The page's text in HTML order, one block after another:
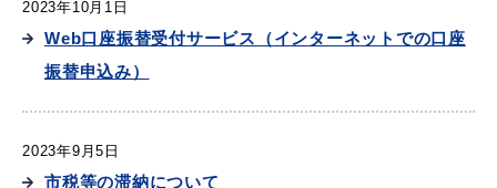
2023年10月1日
Web口座振替受付サービス（インターネットでの口座
振替申込み）
2023年9月5日
市税等の滞納について